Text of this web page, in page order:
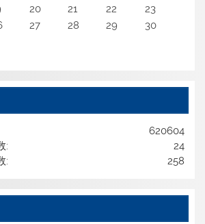
20 21 22
23
27 28 29
30
620604
24
:
258
: